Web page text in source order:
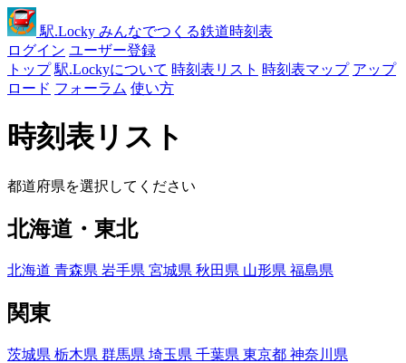
駅.Locky みんなでつくる鉄道時刻表
ログイン ユーザー登録
トップ 駅.Lockyについて 時刻表リスト 時刻表マップ アップ
ロード フォーラム 使い方
時刻表リスト
都道府県を選択してください
北海道・東北
北海道 青森県 岩手県 宮城県 秋田県 山形県 福島県
関東
茨城県 栃木県 群馬県 埼玉県 千葉県 東京都 神奈川県